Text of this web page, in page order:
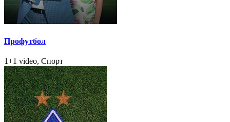
Профутбол
1+1 video, Спорт